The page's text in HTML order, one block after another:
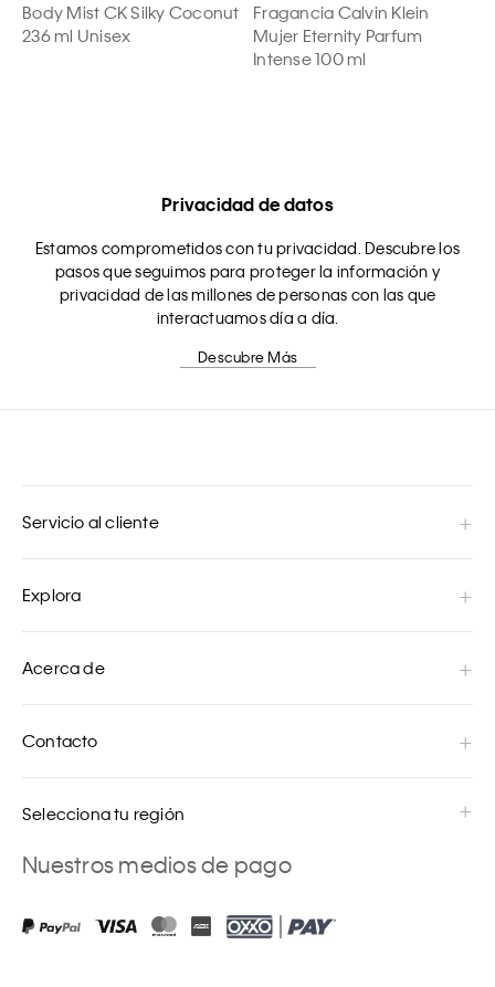
Body Mist CK Silky Coconut
236 ml Unisex
Fragancia Calvin Klein
Mujer Eternity Parfum
Intense 100 ml
Privacidad de datos
Estamos comprometidos con tu privacidad. Descubre los
pasos que seguimos para proteger la información y
privacidad de las millones de personas con las que
interactuamos día a día.
Descubre Más
Servicio al cliente
Explora
Acerca de
Contacto
Selecciona tu región
Nuestros medios de pago